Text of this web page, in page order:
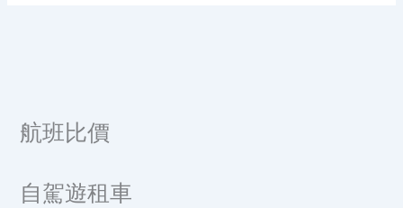
航班比價
自駕遊租車